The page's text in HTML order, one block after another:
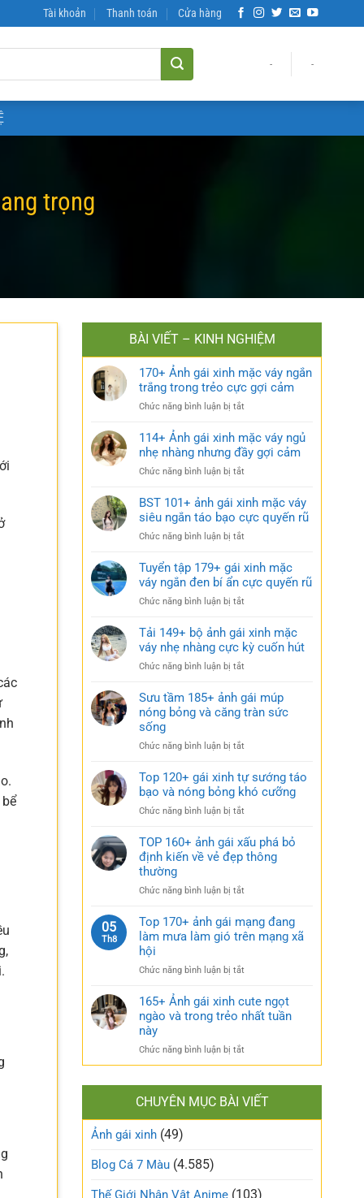
Tài khoản Thanh toán Cửa hàng
- -
trọng
BÀI VIẾT – KINH NGHIỆM
170+ Ảnh gái xinh mặc váy ngắn
trắng trong trẻo cực gợi cảm
Chức năng bình luận bị tắt
Ảnh
gái
xinh
mặc
ngắn
trắng
gợi
cảm
114+ Ảnh gái xinh mặc váy ngủ
nhẹ nhàng nhưng đầy gợi cảm
Chức năng bình luận bị tắt
Ảnh
gái
xinh
mặc
ngủ
nhẹ
gợi
cảm
BST 101+ ảnh gái xinh mặc váy
siêu ngắn táo bạo cực quyến rũ
Chức năng bình luận bị tắt
101+
ảnh
gái
xinh
váy
siêu
cực
quyến
Tuyển tập 179+ gái xinh mặc
váy ngắn đen bí ẩn cực quyến rũ
Chức năng bình luận bị tắt
tập
179+
gái
xinh
váy
ngắn
ẩn
quyến
rũ
Tải 149+ bộ ảnh gái xinh mặc
váy nhẹ nhàng cực kỳ cuốn hút
Chức năng bình luận bị tắt
149+
bộ
xinh
váy
nhẹ
cực
cuốn
hút
Sưu tầm 185+ ảnh gái múp
nóng bỏng và căng tràn sức
sống
Chức năng bình luận bị tắt
tầm
185+
gái
nóng
bỏng
tràn
sống
Top 120+ gái xinh tự sướng táo
bạo và nóng bỏng khó cưỡng
Chức năng bình luận bị tắt
120+
gái
sướng
bạo
và
khó
TOP 160+ ảnh gái xấu phá bỏ
định kiến về vẻ đẹp thông
thường
Chức năng bình luận bị tắt
160+
ảnh
phá
định
kiến
đẹp
thông
thường
05
Th8
Top 170+ ảnh gái mạng đang
làm mưa làm gió trên mạng xã
hội
Chức năng bình luận bị tắt
170+
ảnh
đang
làm
làm
gió
trên
165+ Ảnh gái xinh cute ngọt
ngào và trong trẻo nhất tuần
này
Chức năng bình luận bị tắt
165+
xinh
cute
trẻo
CHUYÊN MỤC BÀI VIẾT
Ảnh gái xinh (49)
Blog Cá 7 Màu (4.585)
Thế Giới Nhân Vật Anime (103)